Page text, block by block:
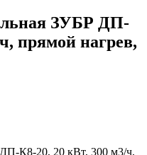
ЗУБР ДП-
прямой нагрев,
К8-20, 20 кВт, 300 м3/ч,